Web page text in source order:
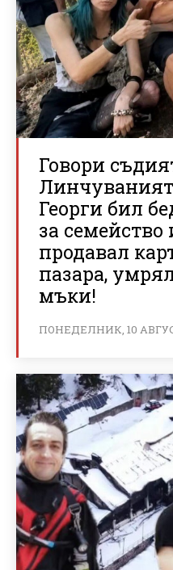
Говори
Линчуваният
Георги бил
за семейство
продавал
пазара,
мъки!
ПОНЕДЕЛНИК, 10